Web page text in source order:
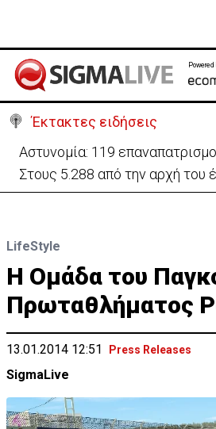
Powered
Έκτακτες ειδήσεις
Αστυνομία: 119
Στους 5.288 από την αρχή του
LifeStyle
Η Ομάδα του
Πρωταθλήματος
13.01.2014 12:51 Press Releases
SigmaLive